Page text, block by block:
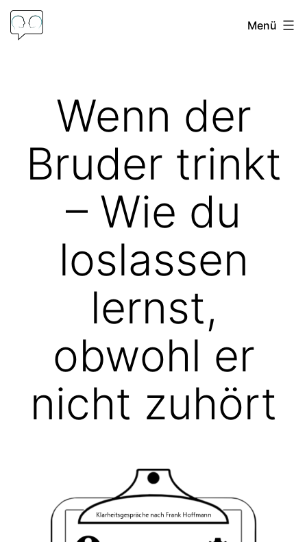
Zum
Inhalt
Hoffmann
Menü
Wenn der
Bruder trinkt
– Wie du
loslassen
lernst,
obwohl er
nicht zuhört